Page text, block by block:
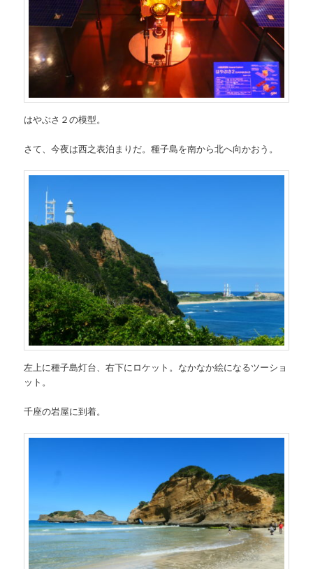
はやぶさ２の模型。
さて、今夜は西之表泊まりだ。種子島を南から北へ向かおう。
左上に種子島灯台、右下にロケット。なかなか絵になるツーショ
ット。
千座の岩屋に到着。